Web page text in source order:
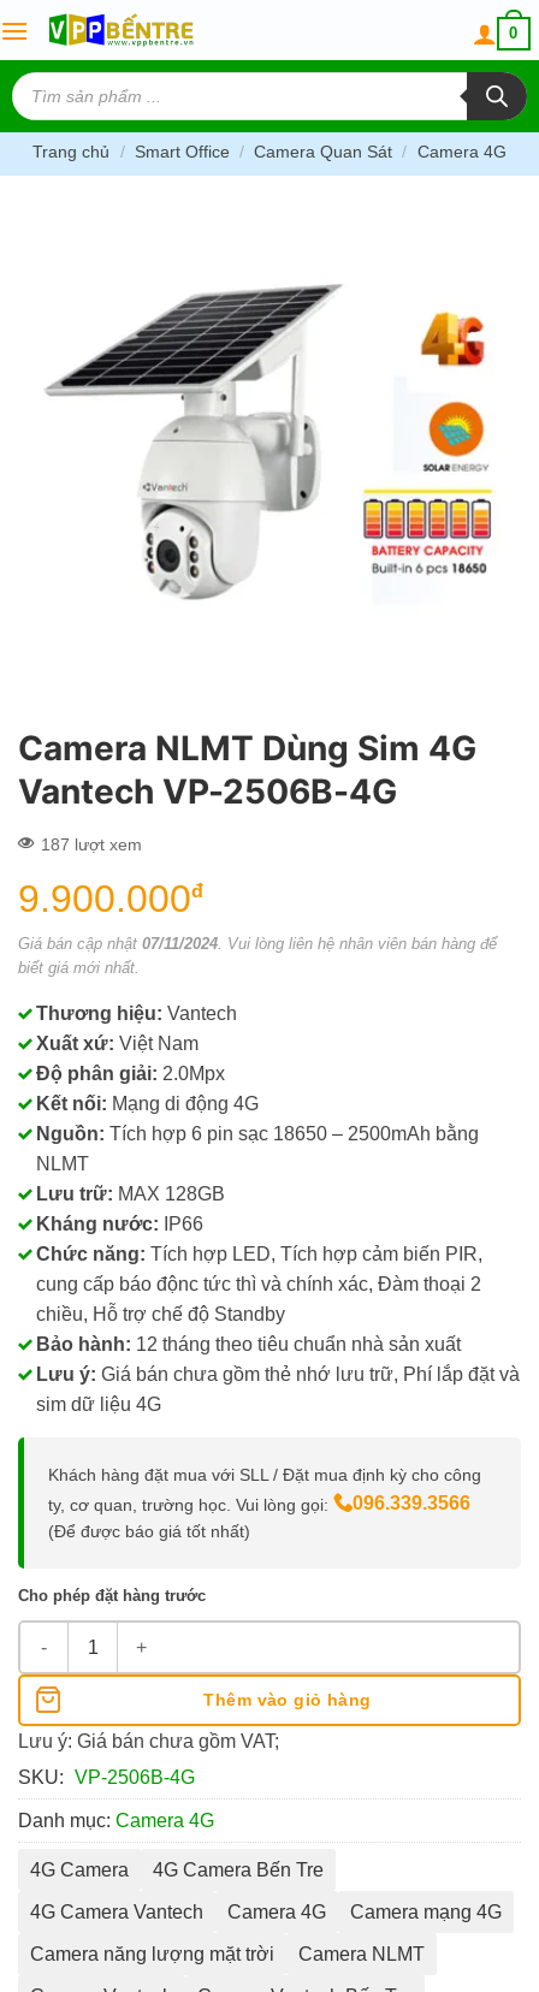
to
content
0
Tìm
kiếm
sản
phẩm
Trang chủ / Smart Office / Camera Quan Sát / Camera 4G
Camera NLMT Dùng Sim 4G
Vantech VP-2506B-4G
187 lượt xem
9.900.000đ
Giá bán cập nhật 07/11/2024 . Vui lòng liên hệ nhân viên bán hàng để
biết giá mới nhất.
Thương hiệu: Vantech
Xuất xứ: Việt Nam
Độ phân giải: 2.0Mpx
Kết nối: Mạng di động 4G
Nguồn: Tích hợp 6 pin sạc 18650 – 2500mAh bằng
NLMT
Lưu trữ: MAX 128GB
Kháng nước: IP66
Chức năng: Tích hợp LED, Tích hợp cảm biến PIR,
cung cấp báo độnc tức thì và chính xác, Đàm thoại 2
chiều, Hỗ trợ chế độ Standby
Bảo hành: 12 tháng theo tiêu chuẩn nhà sản xuất
Lưu ý: Giá bán chưa gồm thẻ nhớ lưu trữ, Phí lắp đặt và
sim dữ liệu 4G
Khách hàng đặt mua với SLL / Đặt mua định kỳ cho công
ty, cơ quan, trường học. Vui lòng gọi:
096.339.3566
(Để được báo giá tốt nhất)
Cho phép đặt hàng trước
Camera NLMT Dùng Sim 4G Vantech VP-2506B-4G số lượng
Thêm vào giỏ hàng
Lưu ý: Giá bán chưa gồm VAT;
SKU: VP-2506B-4G
Danh mục: Camera 4G
4G Camera 4G Camera Bến Tre
4G Camera Vantech Camera 4G Camera mạng 4G
Camera năng lượng mặt trời Camera NLMT